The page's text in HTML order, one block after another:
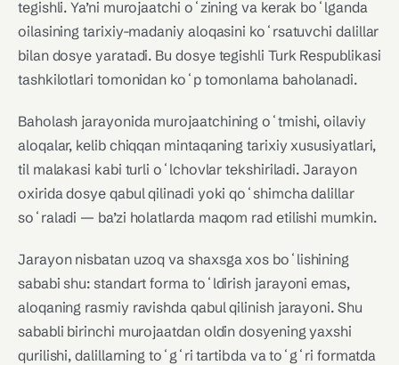
tegishli. Ya’ni murojaatchi oʻzining va kerak boʻlganda
oilasining tarixiy-madaniy aloqasini koʻrsatuvchi dalillar
bilan dosye yaratadi. Bu dosye tegishli Turk Respublikasi
tashkilotlari tomonidan koʻp tomonlama baholanadi.
Baholash jarayonida murojaatchining oʻtmishi, oilaviy
aloqalar, kelib chiqqan mintaqaning tarixiy xususiyatlari,
til malakasi kabi turli oʻlchovlar tekshiriladi. Jarayon
oxirida dosye qabul qilinadi yoki qoʻshimcha dalillar
soʻraladi — ba’zi holatlarda maqom rad etilishi mumkin.
Jarayon nisbatan uzoq va shaxsga xos boʻlishining
sababi shu: standart forma toʻldirish jarayoni emas,
aloqaning rasmiy ravishda qabul qilinish jarayoni. Shu
sababli birinchi murojaatdan oldin dosyening yaxshi
qurilishi, dalillarning toʻgʻri tartibda va toʻgʻri formatda